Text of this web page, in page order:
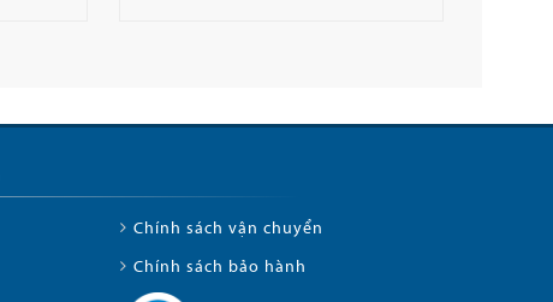
Chính sách vận chuyển
Chính sách bảo hành